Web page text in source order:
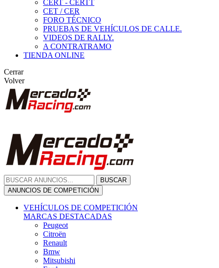
CERT - CERTT
CET / CER
FORO TÉCNICO
PRUEBAS DE VEHÍCULOS DE CALLE.
VIDEOS DE RALLY.
A CONTRATRAMO
TIENDA ONLINE
Cerrar
Volver
BUSCAR
ANUNCIOS DE COMPETICIÓN
VEHÍCULOS DE COMPETICIÓN
MARCAS DESTACADAS
Peugeot
Citroën
Renault
Bmw
Mitsubishi
Ford
Porsche